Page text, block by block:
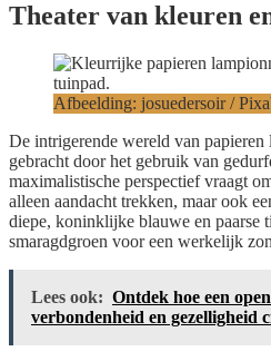
Theater van kleuren
Afbeelding: josuedersoir /
De intrigerende wereld van
gebracht door het gebruik van
maximalistische perspectief vraagt
alleen aandacht trekken, maar ook
diepe, koninklijke blauwe en paarse
smaragdgroen voor een werkelijk
Lees ook: Ontdek hoe een
verbondenheid en gezelligheid